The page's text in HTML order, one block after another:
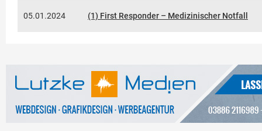
05.01.2024 (1) First Responder – Medizinischer Notfall